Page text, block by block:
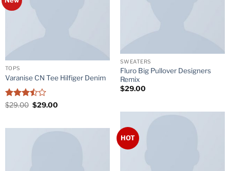
SWEATERS
Fluro Big Pullover Designers
Remix
$29.00
TOPS
Varanise CN Tee Hilfiger Denim
Rated
$29.00 Original
$29.00Current
HOT